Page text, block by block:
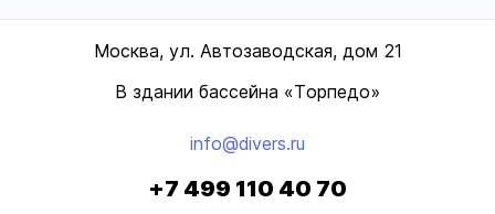
Москва, ул. Автозаводская, дом 21
В здании бассейна «Торпедо»
info@divers.ru
+7 499 110 40 70